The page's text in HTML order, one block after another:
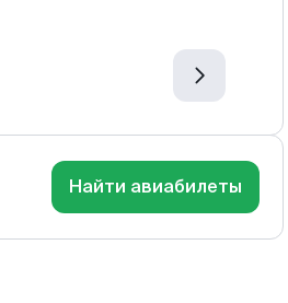
Найти авиабилеты